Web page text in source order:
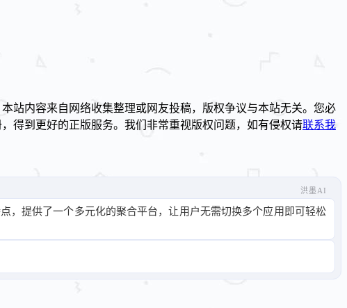
站内容来自网络收集整理或网友投稿，版权争议与本站无关。您必
得到更好的正版服务。我们非常重视版权问题，如有侵权请联系我
洪墨AI
，提供了一个多元化的聚合平台，让用户无需切换多个应用即可轻松